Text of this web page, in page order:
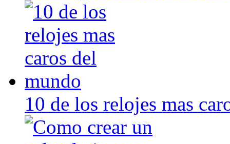
10 de los relojes mas